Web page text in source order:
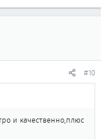
#10
и качественно,плюс